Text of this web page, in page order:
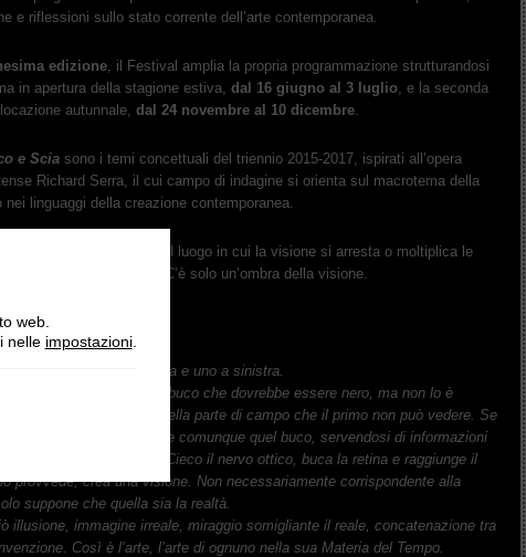
e riflessioni sullo stato corrente dell ’arte contemporanea.
edizione, il Festival amplia la propria programmazione strutturandosi
in apertura della stagione estiva, dal 16 giugno al 3 luglio, e la seconda
autunnale, dal 24 novembre al 10dicembre.
e Scia sono i temi concettuali del triennio 2015-2017, ispirati all ’opera
Richard Serra, il cui campo di indagine si orienta sul macrotema della
nei linguaggi della creazione contemporanea.
luogo in cui la visione si arresta o moltiplica le
C’è solo un’ombra della visione.
PUNTO CIECO
destra e uno a sinistra.
buco che dovrebbe essere nero, ma non lo è
quella parte di campo che il primo non può vedere. Se
riempie comunque quel buco, servendosi di informazioni
Cieco il nervo ottico, buca la retina e raggiunge il
provvede, crea una visione. Non necessariamente corrispondente alla
suppone che quella sia la realtà.
illusione, immagine irreale, miraggio somigliante il reale, concatenazione tra
Così è l’arte, l’arte di ognuno nella sua Materia del Tempo.
web.
nelle impostazioni.